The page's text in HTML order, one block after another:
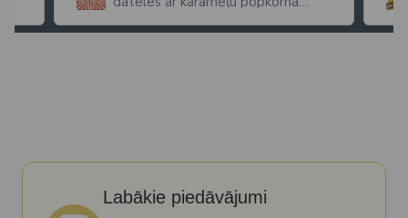
Labākie piedāvājumi